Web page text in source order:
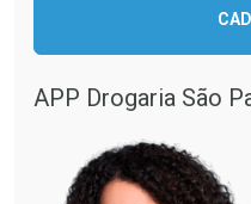
APP Drogaria São